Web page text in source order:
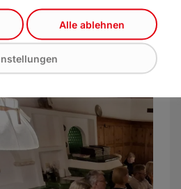
Ort sind.
Alle ablehnen